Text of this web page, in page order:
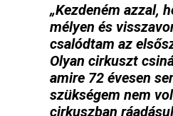
„Kezdeném azzal,
mélyen és
csalódtam az
Olyan cirkuszt
amire 72 évesen
szükségem nem
cirkuszban